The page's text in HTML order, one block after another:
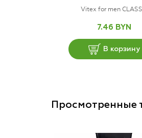
Vitex for men
7.46 BYN
В корзину
Просмотренные